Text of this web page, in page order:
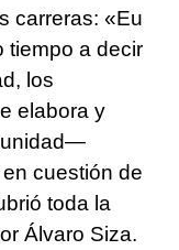
carreras: «Eu
tiempo a decir
los
elabora y
cuestión de
toda la
Álvaro Siza.